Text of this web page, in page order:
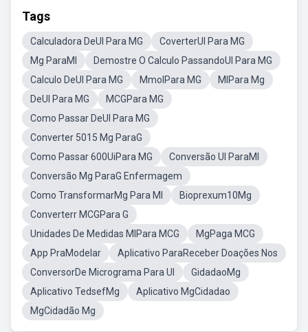
Tags
Calculadora DeUI Para MG
CoverterUI Para MG
Mg ParaMl
Demostre O Calculo PassandoUI Para MG
Calculo DeUI Para MG
MmolPara MG
MlPara Mg
DeUI Para MG
MCGPara MG
Como Passar DeUI Para MG
Converter 5015 Mg ParaG
Como Passar 600UiPara MG
Conversão UI ParaMl
Conversão Mg ParaG Enfermagem
Como TransformarMg Para Ml
Bioprexum10Mg
Converterr MCGPara G
Unidades De Medidas MlPara MCG
MgPaga MCG
App PraModelar
Aplicativo ParaReceber Doações Nos
ConversorDe Micrograma Para UI
GidadaoMg
Aplicativo TedsefMg
Aplicativo MgCidadao
MgCidadão Mg